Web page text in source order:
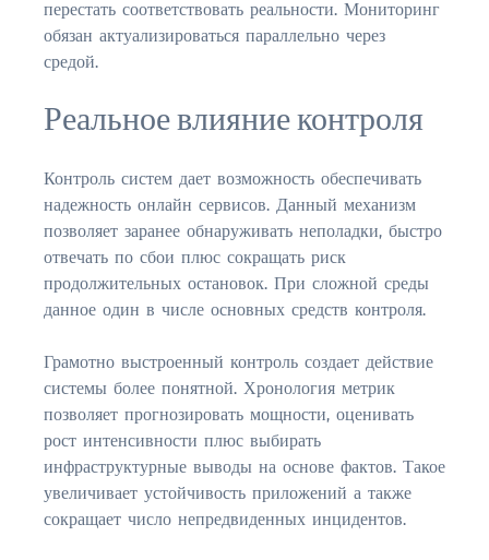
перестать соответствовать реальности. Мониторинг
обязан актуализироваться параллельно через
средой.
Реальное влияние контроля
Контроль систем дает возможность обеспечивать
надежность онлайн сервисов. Данный механизм
позволяет заранее обнаруживать неполадки, быстро
отвечать по сбои плюс сокращать риск
продолжительных остановок. При сложной среды
данное один в числе основных средств контроля.
Грамотно выстроенный контроль создает действие
системы более понятной. Хронология метрик
позволяет прогнозировать мощности, оценивать
рост интенсивности плюс выбирать
инфраструктурные выводы на основе фактов. Такое
увеличивает устойчивость приложений а также
сокращает число непредвиденных инцидентов.